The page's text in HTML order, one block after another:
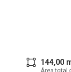
144,00
Área total